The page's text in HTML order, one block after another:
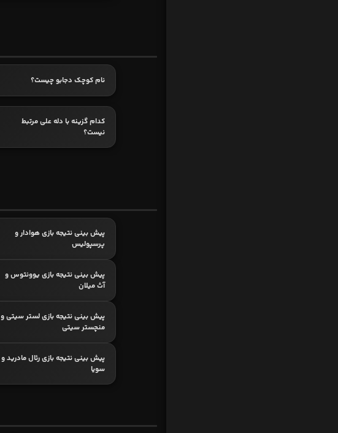
نام کوچک دجابو چیست؟
کدام گزینه با دله علی مرتبط
نیست؟
پیش بینی نتیجه بازی هوادار و
پرسپولیس
پیش بینی نتیجه بازی یوونتوس و
آث میلان
پیش بینی نتیجه بازی لستر سیتی و
منچستر سیتی
پیش بینی نتیجه بازی رئال مادرید و
سویا